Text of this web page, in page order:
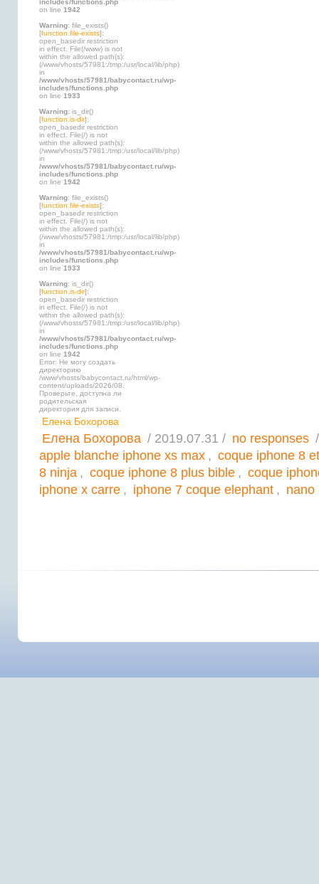
includes/functions.php
on line 1942
Warning: file_exists()
[function.file-exists]:
open_basedir restriction
in effect. File(/www) is not
within the allowed path(s):
(/www/vhosts/57981:/tmp:/usr/local/lib/php)
in
/www/vhosts/57981/babycontact.ru/wp-
includes/functions.php
on line 1933
Warning: is_dir()
[function.is-dir]:
open_basedir restriction
in effect. File(/) is not
within the allowed path(s):
(/www/vhosts/57981:/tmp:/usr/local/lib/php)
in
/www/vhosts/57981/babycontact.ru/wp-
includes/functions.php
on line 1942
Warning: file_exists()
[function.file-exists]:
open_basedir restriction
in effect. File(/) is not
within the allowed path(s):
(/www/vhosts/57981:/tmp:/usr/local/lib/php)
in
/www/vhosts/57981/babycontact.ru/wp-
includes/functions.php
on line 1933
Warning: is_dir()
[function.is-dir]:
open_basedir restriction
in effect. File(/) is not
within the allowed path(s):
(/www/vhosts/57981:/tmp:/usr/local/lib/php)
in
/www/vhosts/57981/babycontact.ru/wp-
includes/functions.php
on line 1942
Error: Не могу создать
директорию
/www/vhosts/babycontact.ru/html/wp-
content/uploads/2026/08.
Проверьте, доступна ли
родительская
директория для записи.
Елена Бохорова
Елена Бохорова / 2019.07.31 / no responses
apple blanche iphone xs max , coque iphone 8
8 ninja , coque iphone 8 plus bible , coque
iphone x carre , iphone 7 coque elephant , nano